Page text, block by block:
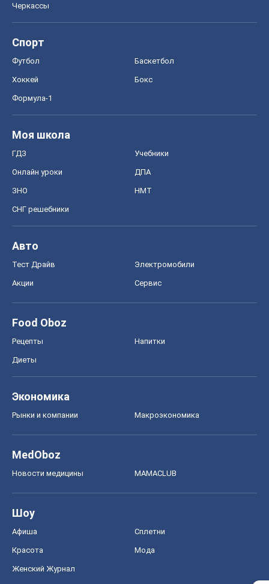
Черкассы
Спорт
Футбол Баскетбол
Хоккей Бокс
Формула-1
Моя школа
ГДЗ Учебники
Онлайн уроки ДПА
ЗНО НМТ
СНГ решебники
Авто
Тест Драйв Электромобили
Акции Сервис
Food Oboz
Рецепты Напитки
Диеты
Экономика
Рынки и компании Mакроэкономика
MedOboz
Новости медицины MAMACLUB
Шоу
Афиша Сплетни
Красота Мода
Женский Журнал